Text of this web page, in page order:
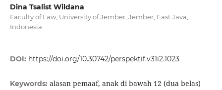
Dina Tsalist Wildana
Faculty of Law, University of Jember, Jember, East Java,
Indonesia
DOI: https://doi.org/10.30742/perspektif.v31i2.1023
Keywords: alasan pemaaf, anak di bawah 12 (dua belas)